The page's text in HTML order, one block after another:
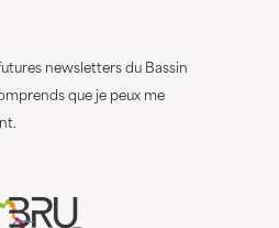
newsletters du Bassin
que je peux me